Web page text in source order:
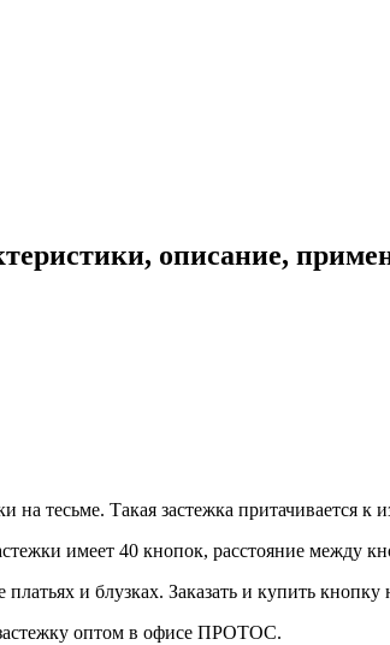
описание,
тесьме. Такая застежка притачивается к
имеет 40 кнопок, расстояние между
и блузках. Заказать и купить
оптом в офисе ПРОТОС.